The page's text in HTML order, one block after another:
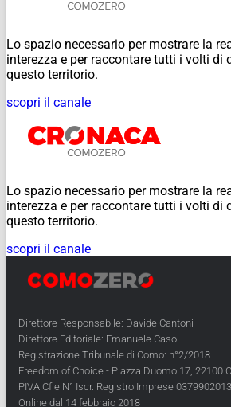
Lo spazio necessario per mostrare la
interezza e per raccontare tutti i volti di
questo territorio.
scopri il canale
Lo spazio necessario per mostrare la
interezza e per raccontare tutti i volti di
questo territorio.
scopri il canale
Direttore Responsabile: Davide Cantoni
Direttore Editoriale: Emanuele Caso
Registrazione Tribunale di Como: n°2/2018
Freedom of Choice - Piazza Duomo 17, 22100
PIVA Cf e N° Iscr. Registro Imprese
Online dal 14 febbraio 2018